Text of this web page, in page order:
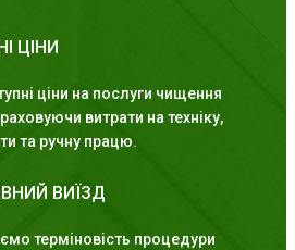
ЦІНИ
ціни на послуги чищення
витрати на техніку,
та ручну працю.
ВИЇЗД
терміновість процедури